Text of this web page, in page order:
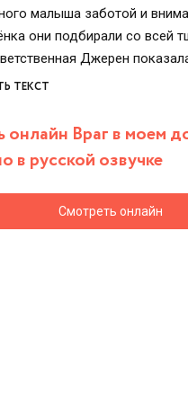
малыша заботой и
они подбирали со всей
Джерен
подходящей кандидатурой.
вполне
девушка твёрдо решила
куда её пригласили всего
ТЕКСТ
онлайн Враг в моем
в русской озвучке
Смотреть онлайн